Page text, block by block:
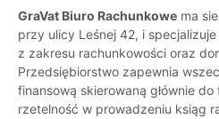
GraVat Biuro Rachunkowe ma
przy ulicy Leśnej 42, i specjalizuje
z zakresu rachunkowości oraz
Przedsiębiorstwo zapewnia
finansową skierowaną głównie
rzetelność w prowadzeniu ksiąg